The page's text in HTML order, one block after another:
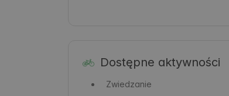
Dostępne aktywności
Zwiedzanie